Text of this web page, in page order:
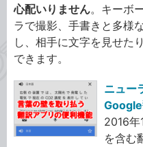
心配いりません。キーボ
ラで撮影、手書きと多様
し、相手に文字を見せた
できます。
ニュー
2016年
を含む